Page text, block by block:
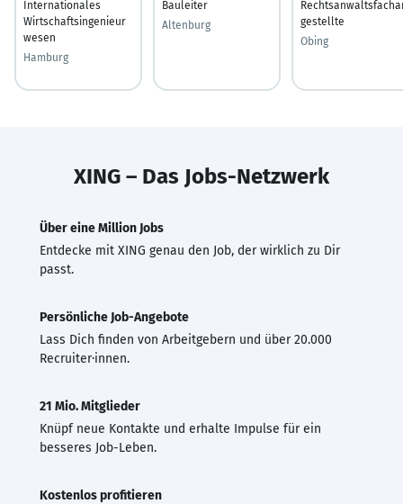
Internationales
Wirtschaftsingenieur
wesen
Hamburg
Bauleiter
Altenburg
gestellte
Obing
XING – Das Jobs-Netzwerk
Über eine Million Jobs
Entdecke mit XING genau den Job, der wirklich zu Dir
passt.
Persönliche Job-Angebote
Lass Dich finden von Arbeitgebern und über 20.000
Recruiter·innen.
21 Mio. Mitglieder
Knüpf neue Kontakte und erhalte Impulse für ein
besseres Job-Leben.
Kostenlos profitieren